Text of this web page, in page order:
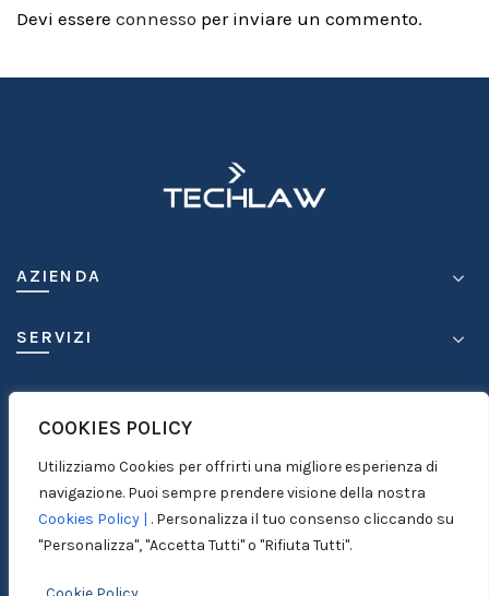
COOKIES POLICY
Utilizziamo Cookies per offrirti una migliore esperienza di
navigazione. Puoi sempre prendere visione della nostra
Cookies Policy | . Personalizza il tuo consenso cliccando su
"Personalizza", "Accetta Tutti" o "Rifiuta Tutti".
Devi essere connesso per inviare un commento.
AZIENDA
SERVIZI
COMPETENZE
MEDIA
CONTATTI